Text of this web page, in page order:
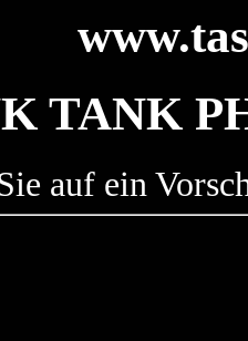
TANK
auf ein